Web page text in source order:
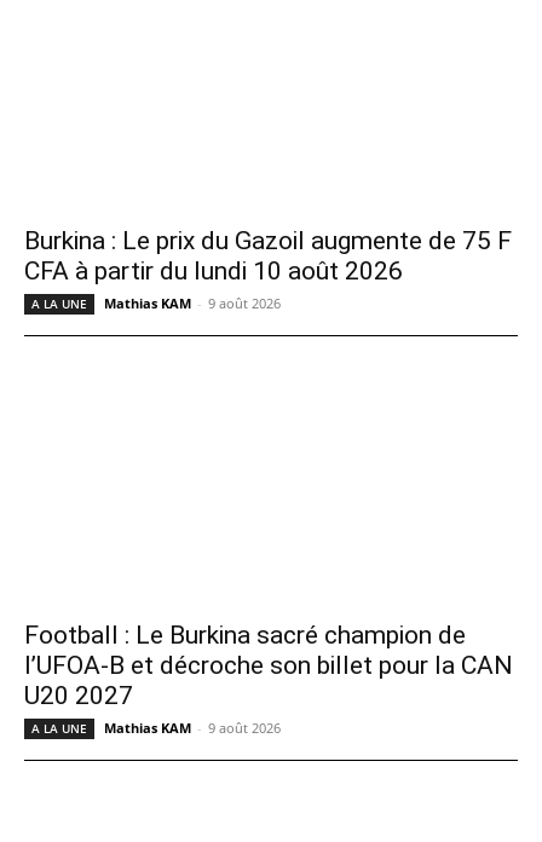
Burkina : Le prix du Gazoil augmente de 75 F
CFA à partir du lundi 10 août 2026
A LA UNE Mathias KAM - 9 août 2026
Football : Le Burkina sacré champion de
l’UFOA-B et décroche son billet pour la CAN
U20 2027
A LA UNE Mathias KAM - 9 août 2026